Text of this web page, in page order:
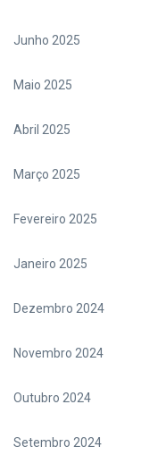
Junho 2025
Maio 2025
Abril 2025
Março 2025
Fevereiro 2025
Janeiro 2025
Dezembro 2024
Novembro 2024
Outubro 2024
Setembro 2024